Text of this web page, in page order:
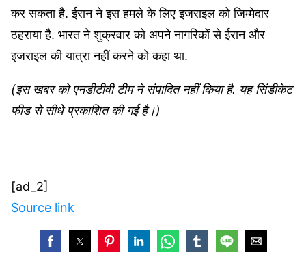
कर सकता है. ईरान ने इस हमले के लिए इजराइल को जिम्मेदार
ठहराया है. भारत ने शुक्रवार को अपने नागरिकों से ईरान और
इजराइल की यात्रा नहीं करने को कहा था.
(इस खबर को एनडीटीवी टीम ने संपादित नहीं किया है. यह सिंडीकेट
फीड से सीधे प्रकाशित की गई है।)
[ad_2]
Source link